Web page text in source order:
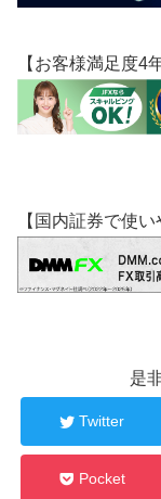
【お客様満足度4
【国内証券で使
是
Twitter
Pocket